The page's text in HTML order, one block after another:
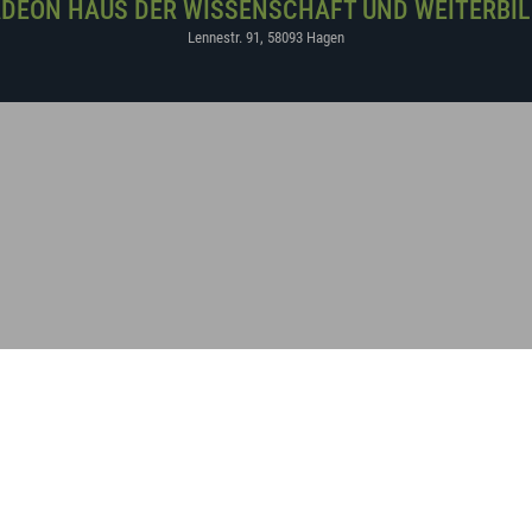
HAUS DER WISSENSCHAFT UND
Lennestr. 91 , 58093 Hagen